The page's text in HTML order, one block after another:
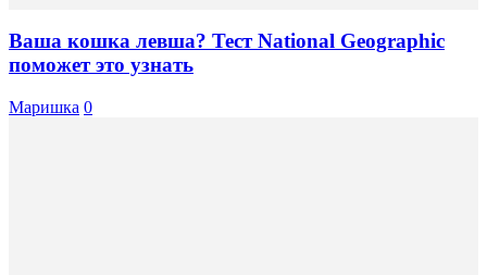
Ваша кошка левша? Тест National Geographic
поможет это узнать
Маришка 0